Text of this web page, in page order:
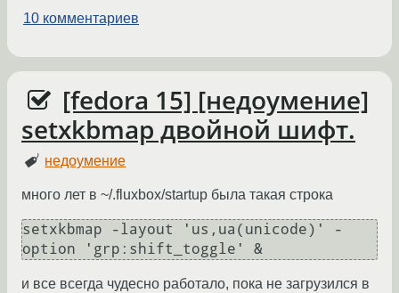
10 комментариев
[fedora 15] [недоумение]
setxkbmap двойной шифт.
недоумение
много лет в ~/.fluxbox/startup была такая строка
setxkbmap -layout 'us,ua(unicode)' -
option 'grp:shift_toggle' &
и все всегда чудесно работало, пока не загрузился в